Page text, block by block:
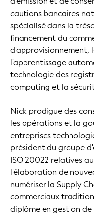
cautions bancaires
spécialisé dans la
financement du
d'approvisionnement,
l'apprentissage
technologie des
computing et la
Nick prodigue des
les opérations et la
entreprises
président du groupe
ISO 20022 relatives
l'élaboration de
numériser la Supply
commerciaux
diplôme en gestion de